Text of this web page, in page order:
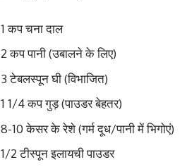
1 कप चना दाल
2 कप पानी (उबालने के लिए)
3 टेबलस्पून घी (विभाजित)
1 1/4 कप गुड़ (पाउडर बेहतर)
8-10 केसर के रेशे (गर्म दूध/पानी में भिगोएं)
1/2 टीस्पून इलायची पाउडर